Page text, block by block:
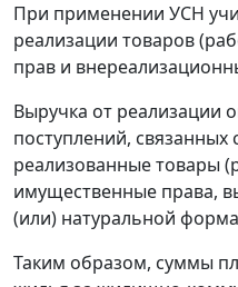
При применении УСН
реализации товаров
прав и
Выручка от реализации
поступлений, связанных
реализованные товары
имущественные права,
(или) натуральной
Таким образом, суммы